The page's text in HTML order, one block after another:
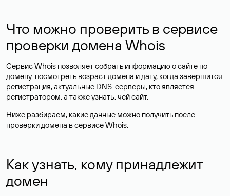
Что можно проверить в сервисе
проверки домена Whois
Сервис Whois позволяет собрать информацию о сайте по
домену: посмотреть возраст домена и дату, когда завершится
регистрация, актуальные DNS-серверы, кто является
регистратором, а также узнать, чей сайт.
Ниже разбираем, какие данные можно получить после
проверки домена в сервисе Whois.
Как узнать, кому принадлежит
домен